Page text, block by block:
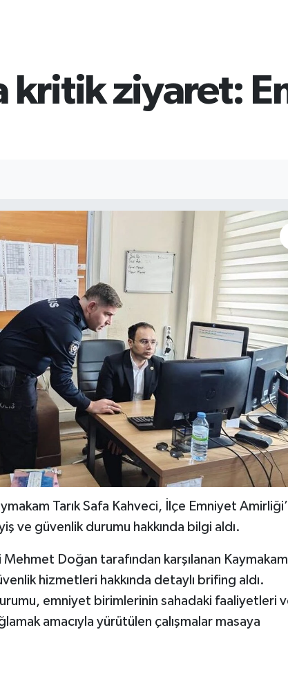
kritik ziyaret:
Tarık Safa Kahveci, İlçe Emniyet
ve güvenlik durumu hakkında bilgi aldı.
Doğan tarafından karşılanan Kaymakam
hizmetleri hakkında detaylı brifing aldı.
emniyet birimlerinin sahadaki faaliyetleri
amacıyla yürütülen çalışmalar masaya